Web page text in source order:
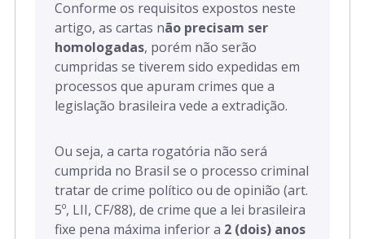
Conforme os requisitos expostos neste
artigo, as cartas não precisam ser
homologadas, porém não serão
cumpridas se tiverem sido expedidas em
processos que apuram crimes que a
legislação brasileira vede a extradição.
Ou seja, a carta rogatória não será
cumprida no Brasil se o processo criminal
tratar de crime político ou de opinião (art.
5º, LII, CF/88), de crime que a lei brasileira
fixe pena máxima inferior a 2 (dois) anos